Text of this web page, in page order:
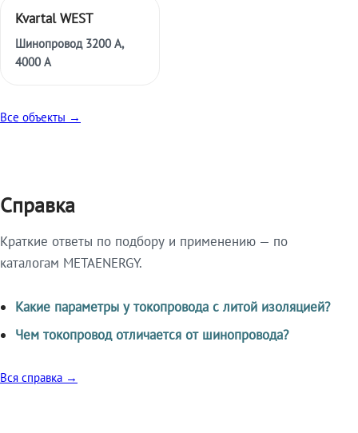
Kvartal WEST
Шинопровод 3200 А,
4000 А
Все объекты →
Справка
Краткие ответы по подбору и применению — по
каталогам METAENERGY.
Какие параметры у токопровода с литой изоляцией?
Чем токопровод отличается от шинопровода?
Вся справка →